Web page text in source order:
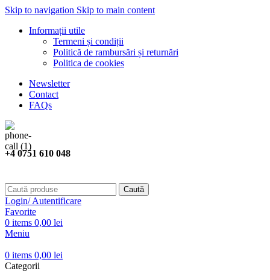
Skip to navigation Skip to main content
Informații utile
Termeni și condiții
Politică de rambursări și returnări
Politica de cookies
Newsletter
Contact
FAQs
+4 0751 610 048
Caută
Login/ Autentificare
Favorite
0 items 0,00 lei
Meniu
0 items 0,00 lei
Categorii